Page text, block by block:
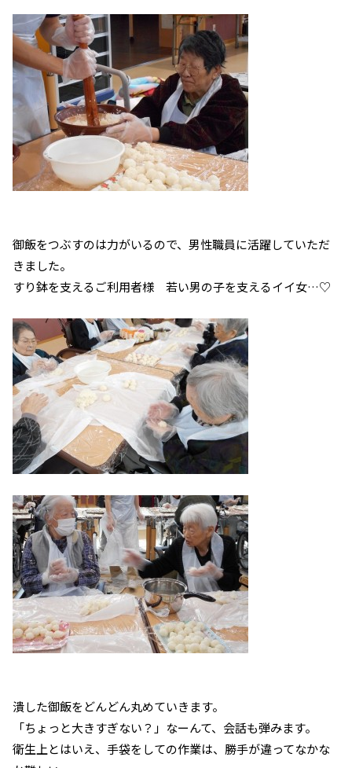
御飯をつぶすのは力がいるので、男性職員に活躍していただ
きました。
すり鉢を支えるご利用者様 若い男の子を支えるイイ女…♡
潰した御飯をどんどん丸めていきます。
「ちょっと大きすぎない？」なーんて、会話も弾みます。
衛生上とはいえ、手袋をしての作業は、勝手が違ってなかな